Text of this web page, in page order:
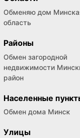
Обменяю дом
область
Районы
Обмен загородной
недвижимости
район
Населенные
Обмен дома Минск
Улицы